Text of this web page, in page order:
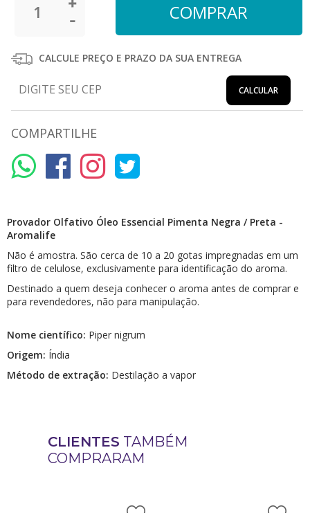
CALCULE PREÇO E PRAZO DA SUA ENTREGA
CALCULAR
COMPARTILHE
Provador Olfativo Óleo Essencial Pimenta Negra / Preta -
Aromalife
Não é amostra. São cerca de 10 a 20 gotas impregnadas em um
filtro de celulose, exclusivamente para identificação do aroma.
Destinado a quem deseja conhecer o aroma antes de comprar e
para revendedores, não para manipulação.
Nome científico: Piper nigrum
Origem: Índia
Método de extração: Destilação a vapor
CLIENTES TAMBÉM
COMPRARAM